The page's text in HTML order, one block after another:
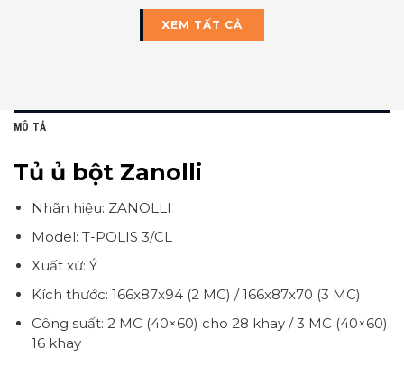
XEM TẤT CẢ
MÔ TẢ
Tủ ủ bột Zanolli
Nhãn hiệu: ZANOLLI
Model: T-POLIS 3/CL
Xuất xứ: Ý
Kích thước: 166x87x94 (2 MC) / 166x87x70 (3 MC)
Công suất: 2 MC (40×60) cho 28 khay / 3 MC (40×60)
16 khay